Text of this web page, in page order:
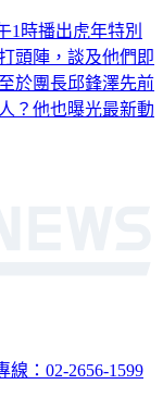
1時播出虎年特別
頭陣，談及他們即
於團長邱鋒澤先前
？他也曝光最新動
線：02-2656-1599